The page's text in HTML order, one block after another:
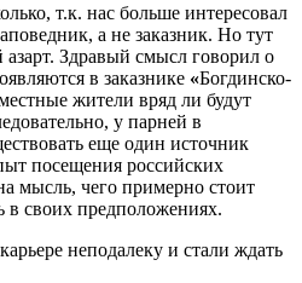
т.к. нас больше интересовал
а не заказник. Но тут
Здравый смысл говорил о
в заказнике «Богдинско-
жители вряд ли будут
у парней в
еще один источник
посещения российских
мысль, чего примерно стоит
своих предположениях.
неподалеку и стали ждать